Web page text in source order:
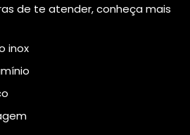
de te atender, conheça mais
inox